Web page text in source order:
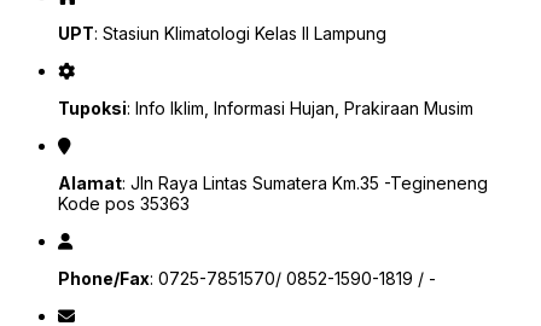
UPT: Stasiun Klimatologi Kelas II Lampung
Tupoksi: Info Iklim, Informasi Hujan, Prakiraan Musim
Alamat: Jln Raya Lintas Sumatera Km.35 -Tegineneng
Kode pos 35363
Phone/Fax: 0725-7851570/ 0852-1590-1819 / -